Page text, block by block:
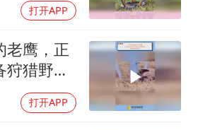
从科技创新看开局起步的时与势
打开APP
老鹰，正
狩猎野
打开APP